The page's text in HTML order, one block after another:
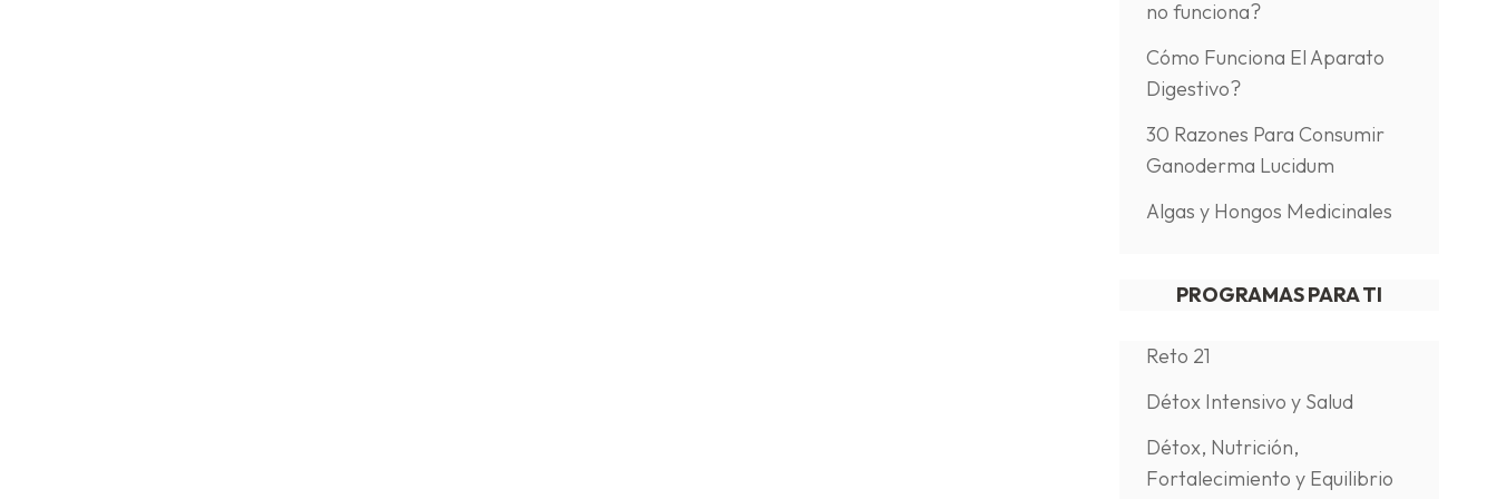
no funciona?
Cómo Funciona El Aparato
Digestivo?
30 Razones Para Consumir
Ganoderma Lucidum
Algas y Hongos Medicinales
PROGRAMAS PARA TI
Reto 21
Détox Intensivo y Salud
Détox, Nutrición,
Fortalecimiento y Equilibrio